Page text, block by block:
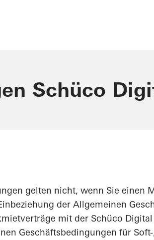
Schüco
gelten nicht, wenn Sie einen
der Allgemeinen
mit der Schüco
Geschäftsbedingungen für